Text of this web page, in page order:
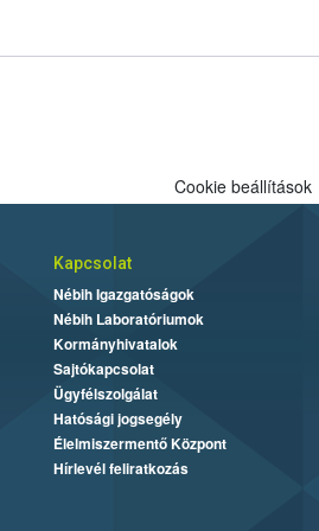
Cookie beállítások
Kapcsolat
Nébih Igazgatóságok
Nébih Laboratóriumok
Kormányhivatalok
Sajtókapcsolat
Ügyfélszolgálat
Hatósági jogsegély
Élelmiszermentő Központ
Hírlevél feliratkozás